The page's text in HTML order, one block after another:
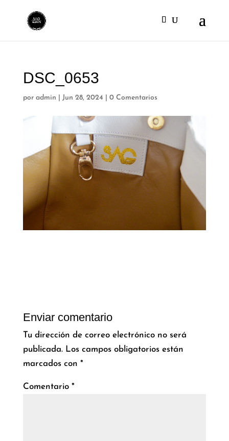
DSC_0653
por admin Jun 28, 2024 0 Comentarios
Enviar comentario
Tu dirección de correo electrónico no será
publicada. Los campos obligatorios están
marcados con *
Comentario *